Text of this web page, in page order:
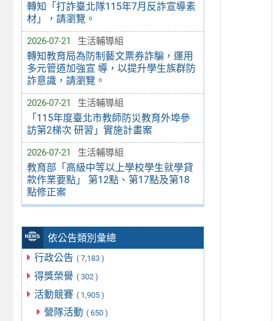
轉知「打詐臺北隊115年7月反詐宣導素
材」，請瀏覽。
2026-07-21 生活輔導組
轉知教育局為防制藝文票券詐騙，運用
多元管道加強宣 導，以提升學生族群防
詐意識，請瀏覽。
2026-07-21 生活輔導組
「115年度臺北市教師防災教育外埠參
訪第2梯次 研習」實施計畫案
2026-07-21 生活輔導組
教育部「高級中等以上學校學生就學貸
款作業要點」 第12點、第17點及第18
點修正案
依公告類別彙總
行政公告 ( 7,183 )
得獎榮譽 ( 302 )
活動競賽 ( 1,905 )
營隊活動 ( 650 )